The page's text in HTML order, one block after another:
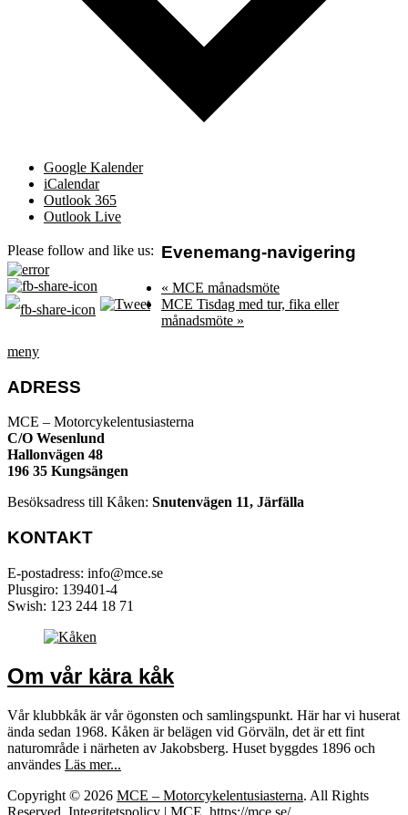
Google Kalender
iCalendar
Outlook 365
Outlook Live
Please follow and like us: Evenemang-navigering
« MCE månadsmöte
MCE Tisdag med tur, fika eller
månadsmöte »
meny
ADRESS
MCE – Motorcykelentusiasterna
C/O Wesenlund
Hallonvägen 48
196 35 Kungsängen
Besöksadress till Kåken: Snutenvägen 11, Järfälla
KONTAKT
E-postadress: info@mce.se
Plusgiro: 139401-4
Swish: 123 244 18 71
Om vår kära kåk
Vår klubbkåk är vår ögonsten och samlingspunkt. Här har vi huserat
ända sedan 1968. Kåken är belägen vid Görväln, det är ett fint
naturområde i närheten av Jakobsberg. Huset byggdes 1896 och
användes Läs mer...
Copyright © 2026 MCE – Motorcykelentusiasterna. All Rights
Reserved. Integritetspolicy | MCE https://mce.se/